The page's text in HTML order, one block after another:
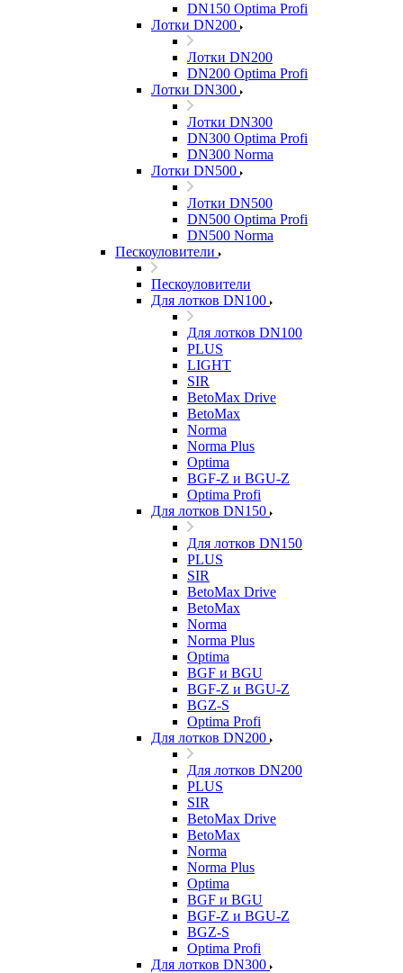
DN150 Optima Profi
Лотки DN200
Лотки DN200
DN200 Optima Profi
Лотки DN300
Лотки DN300
DN300 Optima Profi
DN300 Norma
Лотки DN500
Лотки DN500
DN500 Optima Profi
DN500 Norma
Пескоуловители
Пескоуловители
Для лотков DN100
Для лотков DN100
PLUS
LIGHT
SIR
BetoMax Drive
BetoMax
Norma
Norma Plus
Optima
BGF-Z и BGU-Z
Optima Profi
Для лотков DN150
Для лотков DN150
PLUS
SIR
BetoMax Drive
BetoMax
Norma
Norma Plus
Optima
BGF и BGU
BGF-Z и BGU-Z
BGZ-S
Optima Profi
Для лотков DN200
Для лотков DN200
PLUS
SIR
BetoMax Drive
BetoMax
Norma
Norma Plus
Optima
BGF и BGU
BGF-Z и BGU-Z
BGZ-S
Optima Profi
Для лотков DN300